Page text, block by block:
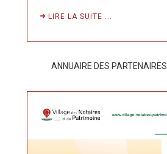
LIRE LA SUITE ...
ANNUAIRE DES PARTENAIRES